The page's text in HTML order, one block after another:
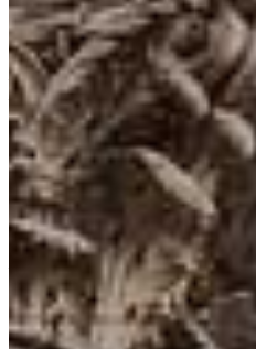
Čo je sviečkový graf
Každý obchodník sa musí vyznať
zvládne.V tomto článku si
Lukáš Ištvan 30.apríl 201812. mája
Čo je support a
Levely supportu a rezistencie
support a rezistencia.
[